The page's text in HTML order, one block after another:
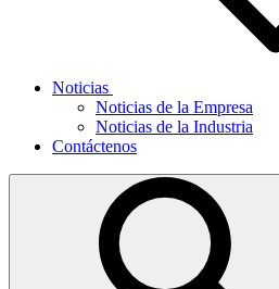
Noticias
Noticias de la Empresa
Noticias de la Industria
Contáctenos